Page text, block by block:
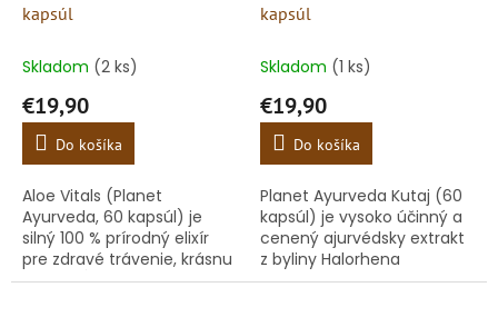
kapsúl
Skladom (2 ks)
€19,90
Do košíka
Aloe Vitals (Planet
Ayurveda, 60 kapsúl) je
silný 100 % prírodný elixír
pre zdravé trávenie, krásnu
pleť a hĺbkovú detoxikáciu.
kapsúl
Skladom (1 ks)
€19,90
Do košíka
Planet Ayurveda Kutaj (60
kapsúl) je vysoko účinný a
cenený ajurvédsky extrakt
z byliny Halorhena
antidysenterica, vytvorený